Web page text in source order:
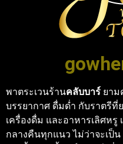
พาตระเวนร้านคลับบาร์ ยาม
บรรยากาศ ดื่มด่ำ กับราตรี
เครื่องดื่ม และอาหารเลิศหรู
กลางคืนทุกแนว ไม่ว่าจะเป็